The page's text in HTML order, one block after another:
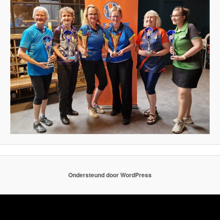
Ondersteund door WordPress